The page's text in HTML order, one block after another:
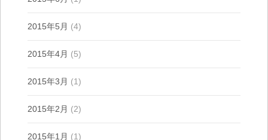
2015年5月 (4)
2015年4月 (5)
2015年3月 (1)
2015年2月 (2)
2015年1月 (1)